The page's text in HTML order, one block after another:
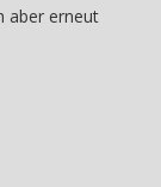
aber erneut